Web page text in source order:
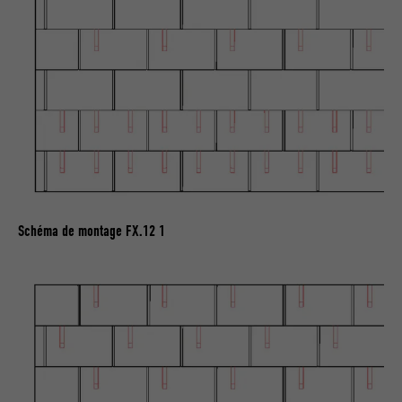
Schéma de montage FX.12 1
tous les cookies dans ce navigateur
une série de produits publicitaires, par
NOM
FOURNISSEUR Facebook